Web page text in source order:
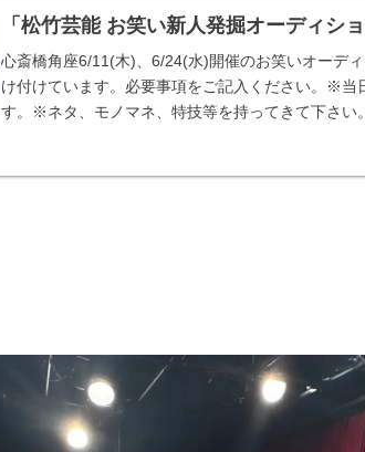
「松竹芸能 お笑い新人発掘オーディシ
心斎橋角座6/11(木)、6/24(水)開催のお笑いオーデ
け付けています。必要事項をご記入ください。※当
す。※ネタ、モノマネ、特技等を持ってきて下さ